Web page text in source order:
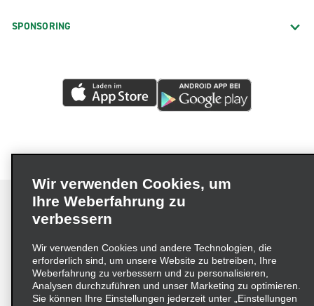
SPONSORING
Impressum Nutzungsbedingungen
Datenschutzrichtlinie
Cookie-Richtlinie
Datenschutzoptionen
Lieferkettensorgfaltspflichtengesetz (LkSG) Grundsatzerklärung
Wir verwenden Cookies, um
Ihre Weberfahrung zu
verbessern
Wir verwenden Cookies und andere Technologien, die
erforderlich sind, um unsere Website zu betreiben, Ihre
Weberfahrung zu verbessern und zu personalisieren,
Analysen durchzuführen und unser Marketing zu optimieren.
Sie können Ihre Einstellungen jederzeit unter „Einstellungen